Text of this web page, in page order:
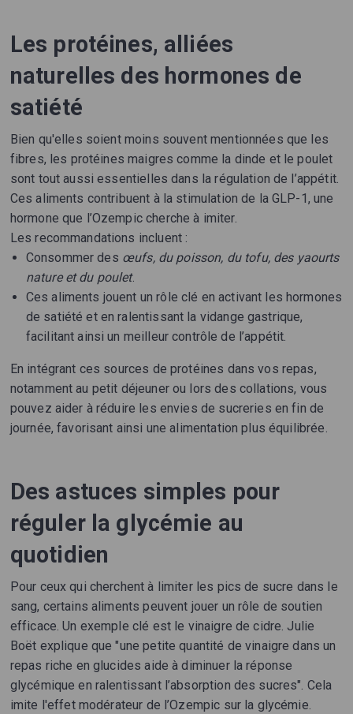
Les protéines, alliées
naturelles des hormones de
satiété
Bien qu'elles soient moins souvent mentionnées que les
fibres, les protéines maigres comme la dinde et le poulet
sont tout aussi essentielles dans la régulation de l’appétit.
Ces aliments contribuent à la stimulation de la GLP-1, une
hormone que l’Ozempic cherche à imiter.
Les recommandations incluent :
Consommer des œufs, du poisson, du tofu, des yaourts
nature et du poulet.
Ces aliments jouent un rôle clé en activant les hormones
de satiété et en ralentissant la vidange gastrique,
facilitant ainsi un meilleur contrôle de l’appétit.
En intégrant ces sources de protéines dans vos repas,
notamment au petit déjeuner ou lors des collations, vous
pouvez aider à réduire les envies de sucreries en fin de
journée, favorisant ainsi une alimentation plus équilibrée.
Des astuces simples pour
réguler la glycémie au
quotidien
Pour ceux qui cherchent à limiter les pics de sucre dans le
sang, certains aliments peuvent jouer un rôle de soutien
efficace. Un exemple clé est le vinaigre de cidre. Julie
Boët explique que "une petite quantité de vinaigre dans un
repas riche en glucides aide à diminuer la réponse
glycémique en ralentissant l’absorption des sucres". Cela
imite l'effet modérateur de l’Ozempic sur la glycémie.